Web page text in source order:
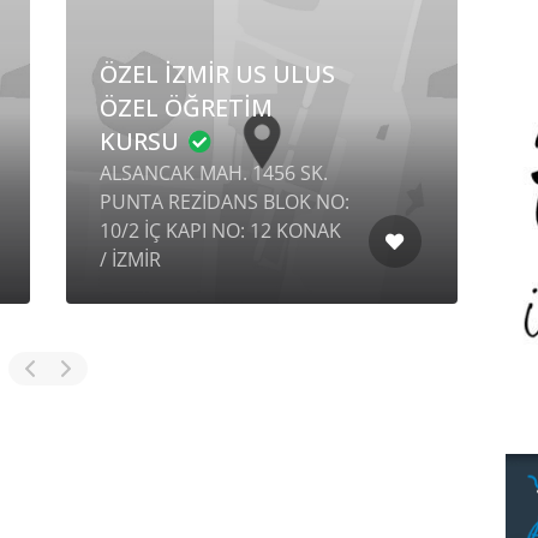
ÖZEL İZMİR US ULUS
ÖZEL ÖĞRETİM
KURSU
ALSANCAK MAH. 1456 SK.
PUNTA REZİDANS BLOK NO:
10/2 İÇ KAPI NO: 12 KONAK
/ İZMİR